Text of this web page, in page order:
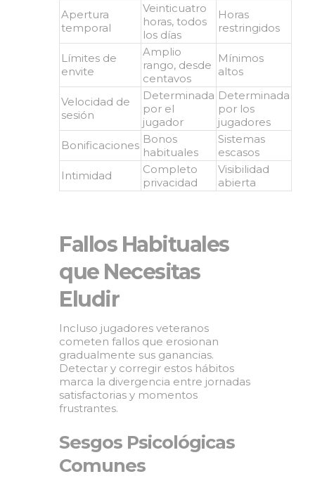
Apertura
temporal
Veinticuatro
horas, todos
los días
Horas
restringidos
Límites de
envite
Amplio
rango, desde
centavos
Mínimos
altos
Velocidad de
sesión
Determinada
por el
jugador
Determinada
por los
jugadores
Bonificaciones Bonos
habituales
Sistemas
escasos
Intimidad
Completo
privacidad
Visibilidad
abierta
Fallos Habituales
que Necesitas
Eludir
Incluso jugadores veteranos
cometen fallos que erosionan
gradualmente sus ganancias.
Detectar y corregir estos hábitos
marca la divergencia entre jornadas
satisfactorias y momentos
frustrantes.
Sesgos Psicológicas
Comunes